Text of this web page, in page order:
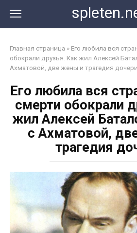
контенту
Главная страница » Его любила вся
обокрали друзья. Как жил Алексей
Ахматовой, две жены и трагедия дочери
Его любила вся
смерти обокрали
жил Алексей
с Ахматовой,
трагедия